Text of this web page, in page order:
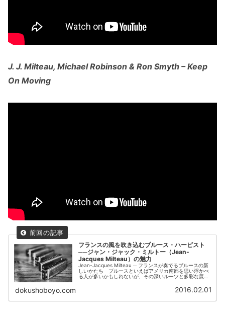
J. J. Milteau, Michael Robinson & Ron Smyth – Keep
On Moving
フランスの風を吹き込むブルース・ハーピスト
──ジャン・ジャック・ミルトー（Jean-
Jacques Milteau）の魅力
Jean-Jacques Milteau ─ フランスが奏でるブルースの新
しいかたち ブルースといえばアメリカ南部を思い浮かべ
る人が多いかもしれないが、その深いルーツと多彩な展開
dokushoboyo.com 2016.02.01